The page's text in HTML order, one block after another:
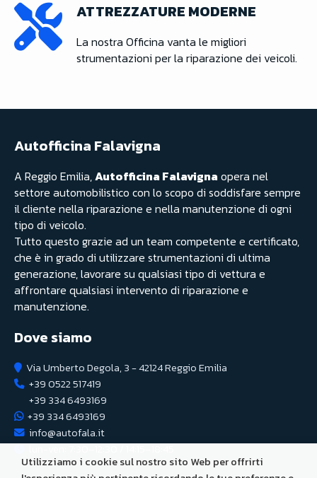
ATTREZZATURE MODERNE
La nostra Officina vanta le migliori
strumentazioni per la riparazione dei veicoli.
Autofficina Falavigna
A Reggio Emilia,Autofficina Falavigna opera nel
settore automobilistico con lo scopo di soddisfare sempre
il cliente nella riparazione e nella manutenzione di ogni
tipo di veicolo.
Tutto questo grazie ad un team competente e certificato,
che è in grado di utilizzare strumentazioni di ultima
generazione, lavorare su qualsiasi tipo di vettura e
affrontare qualsiasi intervento di riparazione e
manutenzione.
Dove siamo
Via Umberto Degola, 3 - 42124 Reggio Emilia
+39 0522 517419
+39 334 6493169
+39 334 6493169
info@autofala.it
Utilizziamo i cookie sul nostro sito Web per offrirti